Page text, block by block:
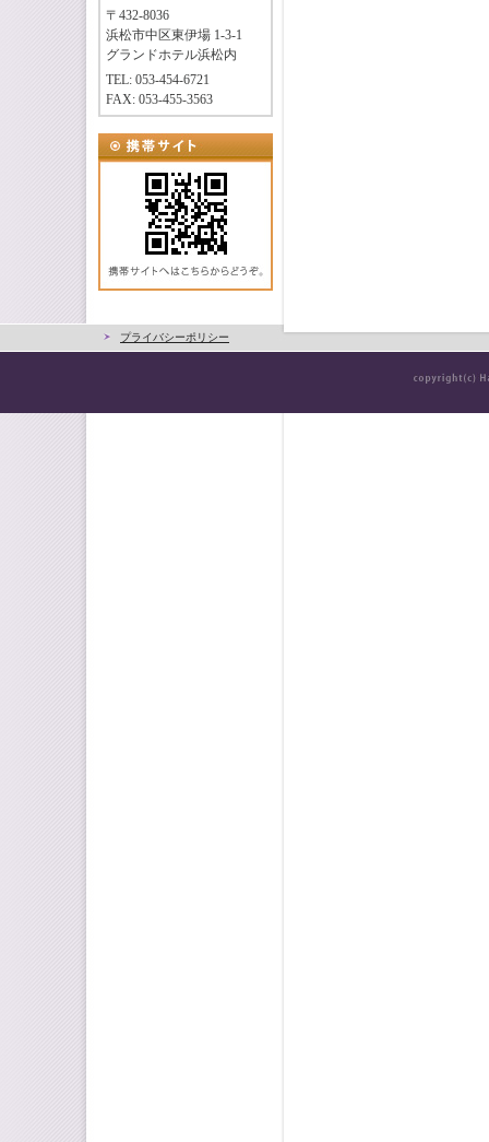
〒432-8036
浜松市中区東伊場 1-3-1
グランドホテル浜松内
TEL: 053-454-6721
FAX: 053-455-3563
プライバシーポリシー